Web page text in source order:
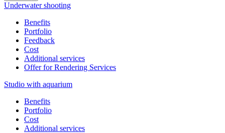
Underwater shooting
Benefits
Portfolio
Feedback
Cost
Additional services
Offer for Rendering Services
Studio with aquarium
Benefits
Portfolio
Cost
Additional services